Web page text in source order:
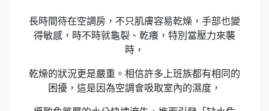
長時間待在空調房，不只肌膚容易乾燥，手部也變
得敏感，時不時就龜裂、乾癢，特別當壓力來襲
時，
乾燥的狀況更是嚴重。相信許多上班族都有相同的
困擾，這是因為空調會吸取室內的濕度，